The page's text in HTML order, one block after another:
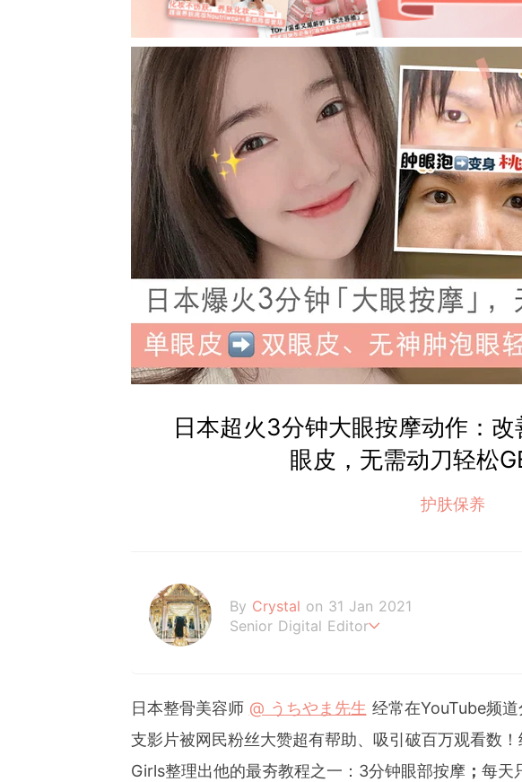
日本超火3分钟大眼按摩动作：
眼皮，无需动刀轻松
护肤保养
By Crystal on 31 Jan 2021
Senior Digital Editor
日本整骨美容师 @ うちやま先生 经常在YouTube频
支影片被网民粉丝大赞超有帮助、吸引破百万观看数！
Girls整理出他的最夯教程之一：3分钟眼部按摩； 每天